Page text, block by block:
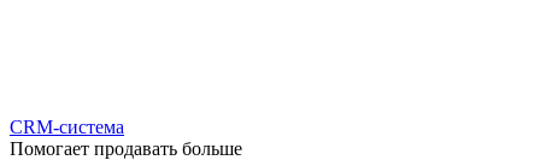
CRM-система
Помогает продавать больше